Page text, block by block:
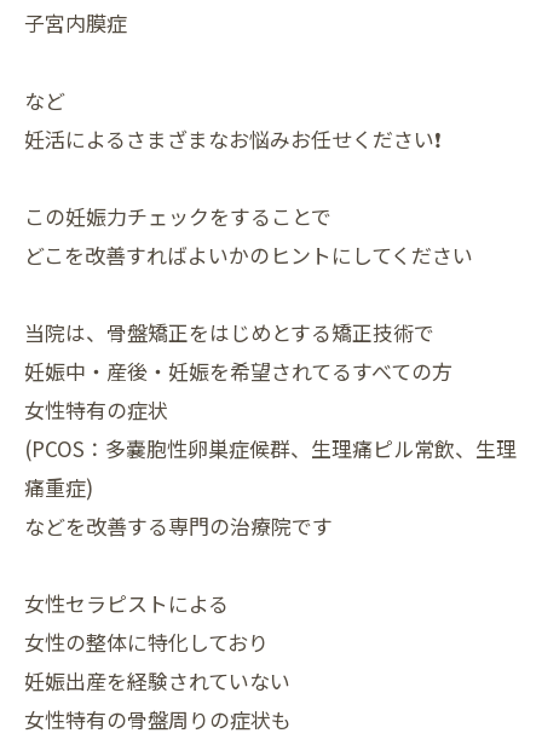
子宮内膜症
など
妊活によるさまざまなお悩みお任せください❗
この妊娠力チェックをすることで
どこを改善すればよいかのヒントにしてください
当院は、骨盤矯正をはじめとする矯正技術で
妊娠中・産後・⁡妊娠を希望されてるすべての方
女性特有の症状
(PCOS：多嚢胞性卵巣症候群、生理痛ピル常飲、生理
痛重症)
などを改善する専門の治療院です
女性セラピストによる
女性の整体に特化しており
妊娠出産を経験されていない
女性特有の骨盤周りの症状も